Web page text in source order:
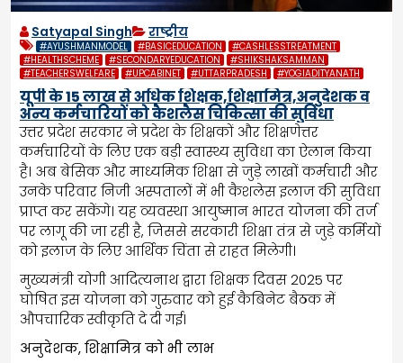
Satyapal Singh राष्ट्रीय
#AYUSHMANMODEL #BASICEDUCATION
#CASHLESSTREATMENT
#HEALTHSCHEME
#SECONDARYEDUCATION
#SHIKSHAKSAMMAN
#TEACHERSWELFARE
#UPCABINET #UTTARPRADESH #YOGIADITYANATH
यूपी के 15 लाख से अधिक शिक्षक,शिक्षामित्र,अनुदेशक व
अन्य कर्मचारियों को कैशलैस चिकित्सा की सुविधा
उत्तर प्रदेश सरकार ने प्रदेश के शिक्षकों और शिक्षणेत्तर
कर्मचारियों के लिए एक बड़ी स्वास्थ्य सुविधा का ऐलान किया
है। अब बेसिक और माध्यमिक शिक्षा से जुड़े लाखों कर्मचारी और
उनके परिवार निजी अस्पतालों में भी कैशलेस इलाज की सुविधा
प्राप्त कर सकेंगे। यह व्यवस्था आयुष्मान भारत योजना की तर्ज
पर लागू की जा रही है, जिससे सरकारी शिक्षा तंत्र से जुड़े कर्मियों
को इलाज के लिए आर्थिक चिंता से राहत मिलेगी।
मुख्यमंत्री योगी आदित्यनाथ द्वारा शिक्षक दिवस 2025 पर
घोषित इस योजना को गुरुवार को हुई कैबिनेट बैठक में
औपचारिक स्वीकृति दे दी गई।
अनुदेशक, शिक्षामित्र को भी लाभ